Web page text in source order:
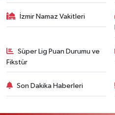
İzmir Namaz Vakitleri
Süper Lig Puan Durumu ve
Fikstür
Son Dakika Haberleri